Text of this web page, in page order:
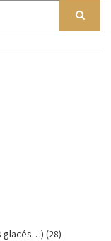
glacés…) (28)